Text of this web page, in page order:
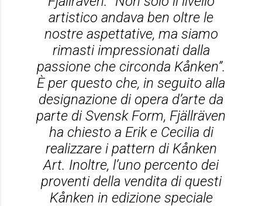
artistico andava ben oltre le
nostre aspettative, ma siamo
rimasti impressionati dalla
passione che circonda Kånken”.
È per questo che, in seguito alla
designazione di opera d’arte da
parte di Svensk Form, Fjällräven
ha chiesto a Erik e Cecilia di
realizzare i pattern di Kånken
Art. Inoltre, l’uno percento dei
proventi della vendita di questi
Kånken in edizione speciale